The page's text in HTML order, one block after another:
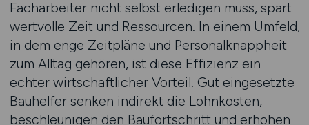
Facharbeiter nicht selbst erledigen muss, spart
wertvolle Zeit und Ressourcen. In einem Umfeld,
in dem enge Zeitpläne und Personalknappheit
zum Alltag gehören, ist diese Effizienz ein
echter wirtschaftlicher Vorteil. Gut eingesetzte
Bauhelfer senken indirekt die Lohnkosten,
beschleunigen den Baufortschritt und erhöhen